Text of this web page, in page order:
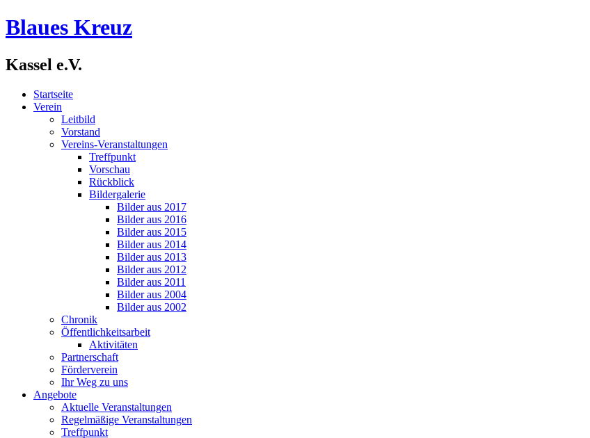
Blaues Kreuz
Kassel e.V.
Startseite
Verein
Leitbild
Vorstand
Vereins-Veranstaltungen
Treffpunkt
Vorschau
Rückblick
Bildergalerie
Bilder aus 2017
Bilder aus 2016
Bilder aus 2015
Bilder aus 2014
Bilder aus 2013
Bilder aus 2012
Bilder aus 2011
Bilder aus 2004
Bilder aus 2002
Chronik
Öffentlichkeitsarbeit
Aktivitäten
Partnerschaft
Förderverein
Ihr Weg zu uns
Angebote
Aktuelle Veranstaltungen
Regelmäßige Veranstaltungen
Treffpunkt